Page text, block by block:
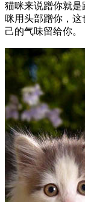
猫咪来说蹭你就
咪用头部蹭你，
己的气味留给你。